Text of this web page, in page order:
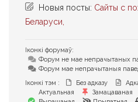
Новыя посты: Сайты с
Беларуси,
Іконкі форумаў:
Форум не мае непрачытаных
Форум мае непрачытаныя
Іконкі тэм :
Без адказу
Актуальная
Замацаваная